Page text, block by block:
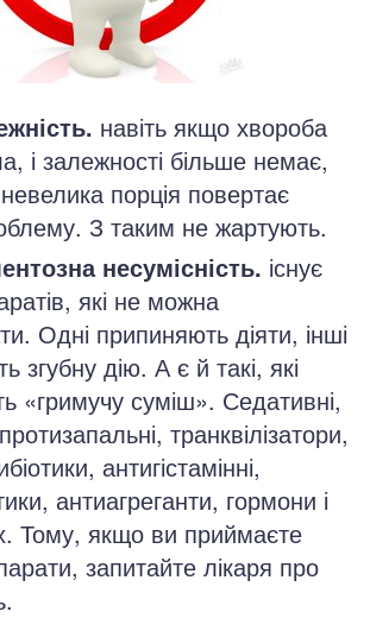
навіть якщо хвороба
і залежності більше немає,
порція повертає
З таким не жартують.
несумісність. існує
які не можна
Одні припиняють діяти, інші
згубну дію. А є й такі, які
«гримучу суміш». Седативні,
транквілізатори,
антигістамінні,
антиагреганти, гормони і
Тому, якщо ви приймаєте
запитайте лікаря про